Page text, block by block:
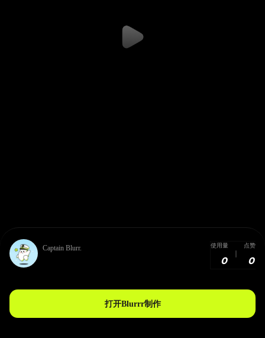
Captain Blurr. 使用量
0
点赞
0
打开Blurrr制作